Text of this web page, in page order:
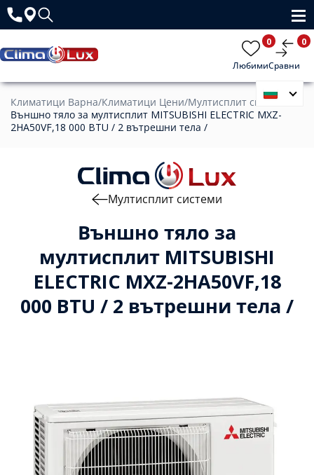
Любими
0
Сравни
0
Климатици Варна/Климатици Цени/Мултисплит системи
Външно тяло за мултисплит MITSUBISHI ELECTRIC MXZ-
2HA50VF,18 000 BTU / 2 вътрешни тела /
Външно тяло за
мултисплит MITSUBISHI
ELECTRIC MXZ-2HA50VF,18
000 BTU / 2 вътрешни тела /
Мултисплит системи